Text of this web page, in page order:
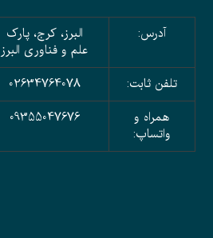
آدرس:
البرز، کرج، پارک
علم و فناوری البرز
تلفن ثابت:
02634764078
همراه و
واتساپ:
09355047676